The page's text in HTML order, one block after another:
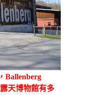
Ballenberg
天博物館有多